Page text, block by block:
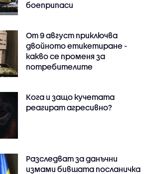
боеприпаси
От 9 август приключва
двойното етикетиране -
какво се променя за
потребителите
Кога и защо кучетата
реагират агресивно?
Разследват за данъчни
измами бившата посланичка